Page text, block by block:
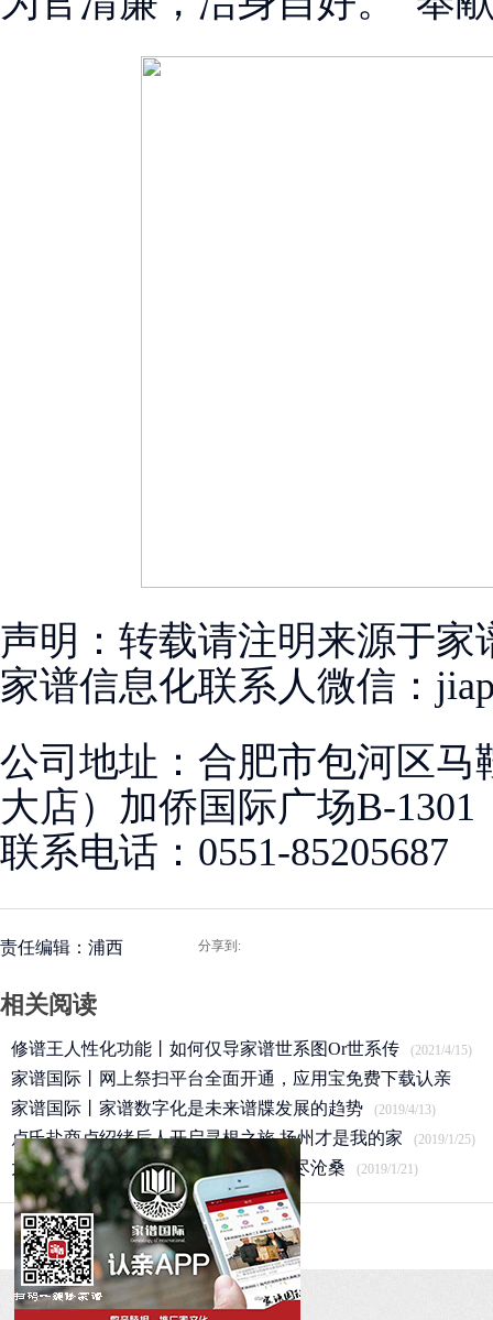
声明：转载请注明来源于家
家谱信息化联系人微信：
公司地址：合肥市包河区
大店）加侨国际广场B-1301
联系电话：0551-85205687
责任编辑：浦西 分享到:
相关阅读
修谱王人性化功能丨如何仅导家谱世系图Or世系传 (2021/4/15)
家谱国际丨网上祭扫平台全面开通，应用宝免费下载认亲
APP
(2020/3/25)
家谱国际丨家谱数字化是未来谱牒发展的趋势 (2019/4/13)
卢氏盐商卢绍绪后人开启寻根之旅 扬州才是我的家 (2019/1/25)
太祖赵匡胤后裔｜肥东县赵氏宗祠历尽沧桑 (2019/1/21)